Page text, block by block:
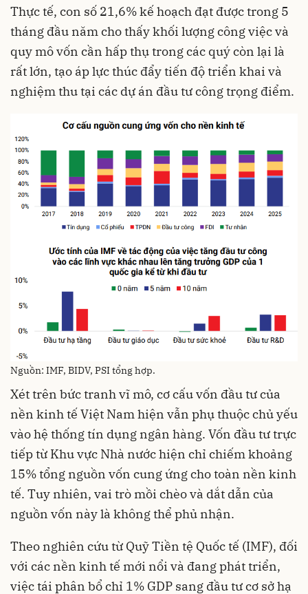
Thực tế, con số 21,6% kế hoạch đạt được trong 5
tháng đầu năm cho thấy khối lượng công việc và
quy mô vốn cần hấp thụ trong các quý còn lại là
rất lớn, tạo áp lực thúc đẩy tiến độ triển khai và
nghiệm thu tại các dự án đầu tư công trọng điểm.
Nguồn: IMF, BIDV, PSI tổng hợp.
Xét trên bức tranh vĩ mô, cơ cấu vốn đầu tư của
nền kinh tế Việt Nam hiện vẫn phụ thuộc chủ yếu
vào hệ thống tín dụng ngân hàng. Vốn đầu tư trực
tiếp từ Khu vực Nhà nước hiện chỉ chiếm khoảng
15% tổng nguồn vốn cung ứng cho toàn nền kinh
tế. Tuy nhiên, vai trò mồi chèo và dắt dẫn của
nguồn vốn này là không thể phủ nhận.
Theo nghiên cứu từ Quỹ Tiền tệ Quốc tế (IMF), đối
với các nền kinh tế mới nổi và đang phát triển,
việc tái phân bổ chỉ 1% GDP sang đầu tư cơ sở hạ